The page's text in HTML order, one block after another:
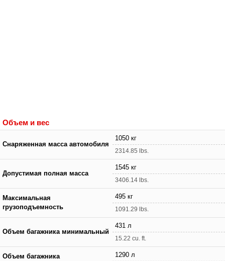
Объем и вес
Снаряженная масса автомобиля
1050 кг
2314.85 lbs.
Допустимая полная масса
1545 кг
3406.14 lbs.
Максимальная
грузоподъемность
495 кг
1091.29 lbs.
Объем багажника минимальный
431 л
15.22 cu. ft.
Объем багажника
1290 л